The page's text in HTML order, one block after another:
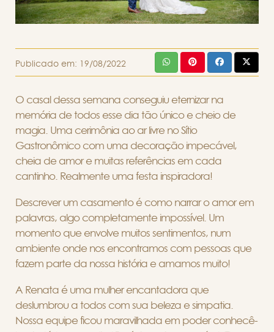
Publicado em: 19/08/2022
O casal dessa semana conseguiu eternizar na
memória de todos esse dia tão único e cheio de
magia. Uma cerimônia ao ar livre no Sítio
Gastronômico com uma decoração impecável,
cheia de amor e muitas referências em cada
cantinho. Realmente uma festa inspiradora!
Descrever um casamento é como narrar o amor em
palavras, algo completamente impossível. Um
momento que envolve muitos sentimentos, num
ambiente onde nos encontramos com pessoas que
fazem parte da nossa história e amamos muito!
A Renata é uma mulher encantadora que
deslumbrou a todos com sua beleza e simpatia.
Nossa equipe ficou maravilhada em poder conhecê-